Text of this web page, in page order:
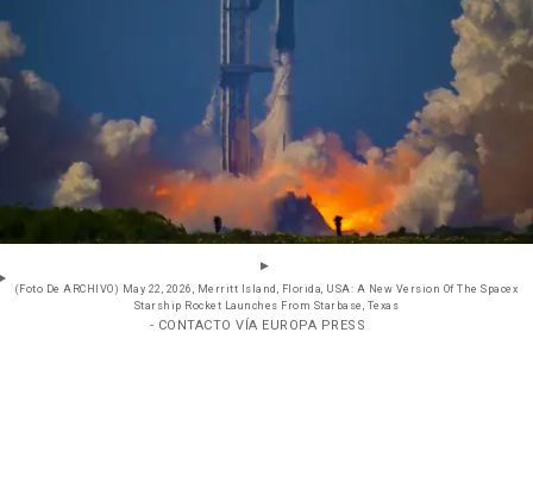
(Foto De ARCHIVO) May 22, 2026, Merritt Island, Florida, USA: A New Version Of The Spacex
Starship Rocket Launches From Starbase, Texas
- CONTACTO VÍA EUROPA PRESS